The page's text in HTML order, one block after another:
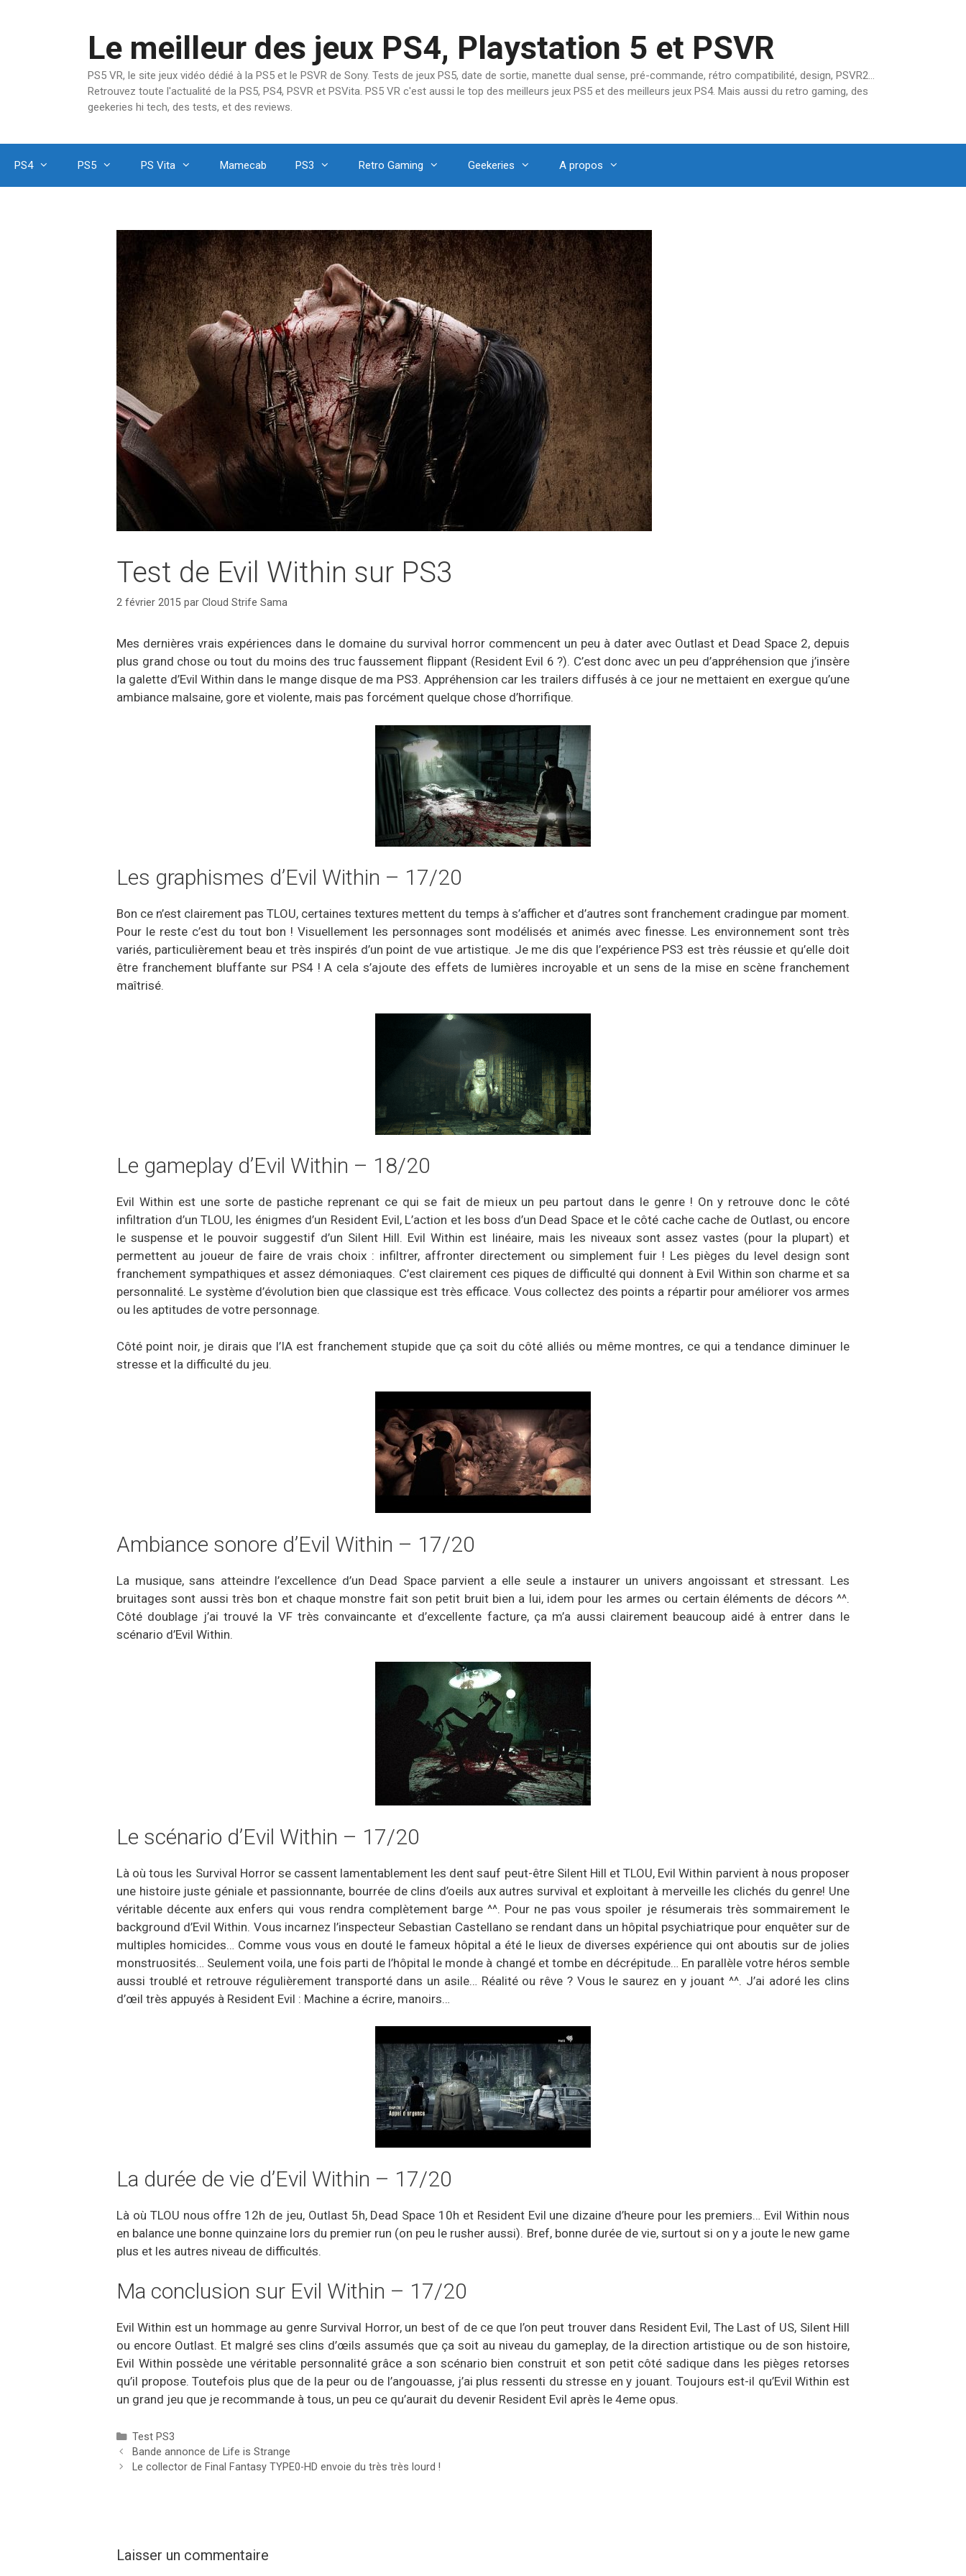
Le meilleur des jeux PS4, Playstation 5 et PSVR
PS5 VR, le site jeux vidéo dédié à la PS5 et le PSVR de Sony. Tests de jeux PS5, date de sortie, manette dual sense, pré-commande, rétro compatibilité, design, PSVR2…
Retrouvez toute l'actualité de la PS5, PS4, PSVR et PSVita. PS5 VR c'est aussi le top des meilleurs jeux PS5 et des meilleurs jeux PS4. Mais aussi du retro gaming, des
geekeries hi tech, des tests, et des reviews.
PS4 PS5 PS Vita Mamecab PS3 Retro Gaming Geekeries A propos
Test de Evil Within sur PS3
2 février 2015 par Cloud Strife Sama
Mes dernières vrais expériences dans le domaine du survival horror commencent un peu à dater avec Outlast et Dead Space 2, depuis
plus grand chose ou tout du moins des truc faussement flippant (Resident Evil 6 ?). C’est donc avec un peu d’appréhension que j’insère
la galette d’Evil Within dans le mange disque de ma PS3. Appréhension car les trailers diffusés à ce jour ne mettaient en exergue qu’une
ambiance malsaine, gore et violente, mais pas forcément quelque chose d’horrifique.
Les graphismes d’Evil Within – 17/20
Bon ce n’est clairement pas TLOU, certaines textures mettent du temps à s’afficher et d’autres sont franchement cradingue par moment.
Pour le reste c’est du tout bon ! Visuellement les personnages sont modélisés et animés avec finesse. Les environnement sont très
variés, particulièrement beau et très inspirés d’un point de vue artistique. Je me dis que l’expérience PS3 est très réussie et qu’elle doit
être franchement bluffante sur PS4 ! A cela s’ajoute des effets de lumières incroyable et un sens de la mise en scène franchement
maîtrisé.
Le gameplay d’Evil Within – 18/20
Evil Within est une sorte de pastiche reprenant ce qui se fait de mieux un peu partout dans le genre ! On y retrouve donc le côté
infiltration d’un TLOU, les énigmes d’un Resident Evil, L’action et les boss d’un Dead Space et le côté cache cache de Outlast, ou encore
le suspense et le pouvoir suggestif d’un Silent Hill. Evil Within est linéaire, mais les niveaux sont assez vastes (pour la plupart) et
permettent au joueur de faire de vrais choix : infiltrer, affronter directement ou simplement fuir ! Les pièges du level design sont
franchement sympathiques et assez démoniaques. C’est clairement ces piques de difficulté qui donnent à Evil Within son charme et sa
personnalité. Le système d’évolution bien que classique est très efficace. Vous collectez des points a répartir pour améliorer vos armes
ou les aptitudes de votre personnage.
Côté point noir, je dirais que l’IA est franchement stupide que ça soit du côté alliés ou même montres, ce qui a tendance diminuer le
stresse et la difficulté du jeu.
Ambiance sonore d’Evil Within – 17/20
La musique, sans atteindre l’excellence d’un Dead Space parvient a elle seule a instaurer un univers angoissant et stressant. Les
bruitages sont aussi très bon et chaque monstre fait son petit bruit bien a lui, idem pour les armes ou certain éléments de décors ^^.
Côté doublage j’ai trouvé la VF très convaincante et d’excellente facture, ça m’a aussi clairement beaucoup aidé à entrer dans le
scénario d’Evil Within.
Le scénario d’Evil Within – 17/20
Là où tous les Survival Horror se cassent lamentablement les dent sauf peut-être Silent Hill et TLOU, Evil Within parvient à nous proposer
une histoire juste géniale et passionnante, bourrée de clins d’oeils aux autres survival et exploitant à merveille les clichés du genre! Une
véritable décente aux enfers qui vous rendra complètement barge ^^. Pour ne pas vous spoiler je résumerais très sommairement le
background d’Evil Within. Vous incarnez l’inspecteur Sebastian Castellano se rendant dans un hôpital psychiatrique pour enquêter sur de
multiples homicides… Comme vous vous en douté le fameux hôpital a été le lieux de diverses expérience qui ont aboutis sur de jolies
monstruosités… Seulement voila, une fois parti de l’hôpital le monde à changé et tombe en décrépitude… En parallèle votre héros semble
aussi troublé et retrouve régulièrement transporté dans un asile… Réalité ou rêve ? Vous le saurez en y jouant ^^. J’ai adoré les clins
d’œil très appuyés à Resident Evil : Machine a écrire, manoirs…
La durée de vie d’Evil Within – 17/20
Là où TLOU nous offre 12h de jeu, Outlast 5h, Dead Space 10h et Resident Evil une dizaine d’heure pour les premiers… Evil Within nous
en balance une bonne quinzaine lors du premier run (on peu le rusher aussi). Bref, bonne durée de vie, surtout si on y a joute le new game
plus et les autres niveau de difficultés.
Ma conclusion sur Evil Within – 17/20
Evil Within est un hommage au genre Survival Horror, un best of de ce que l’on peut trouver dans Resident Evil, The Last of US, Silent Hill
ou encore Outlast. Et malgré ses clins d’œils assumés que ça soit au niveau du gameplay, de la direction artistique ou de son histoire,
Evil Within possède une véritable personnalité grâce a son scénario bien construit et son petit côté sadique dans les pièges retorses
qu’il propose. Toutefois plus que de la peur ou de l’angouasse, j’ai plus ressenti du stresse en y jouant. Toujours est-il qu’Evil Within est
un grand jeu que je recommande à tous, un peu ce qu’aurait du devenir Resident Evil après le 4eme opus.
Catégories
Test PS3
Bande annonce de Life is Strange
Le collector de Final Fantasy TYPE0-HD envoie du très très lourd !
Laisser un commentaire